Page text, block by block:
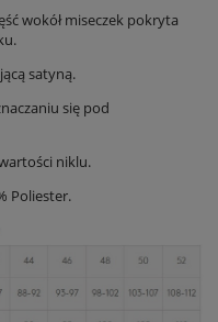
wokół miseczek pokryta
satyną.
się pod
niklu.
Poliester.